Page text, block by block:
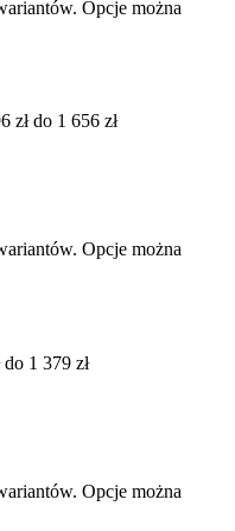
Opcje można
zł do 1 656 zł
Opcje można
1 379 zł
Opcje można